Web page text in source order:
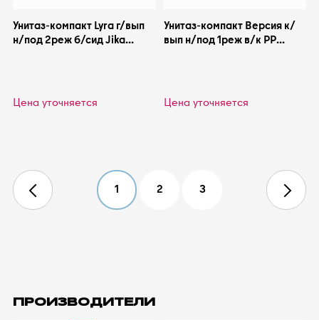
Унитаз-компакт Lyra г/вып
н/под 2реж б/сид Jika
Цена уточняется
Унитаз-компакт Версия к/
вып н/под 1реж в/к PP
Цена уточняется
1 2 3 5
ПРОИЗВОДИТЕЛИ